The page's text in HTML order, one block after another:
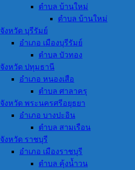
ตำบล บ้านใหม่
ตำบล บ้านใหม่
จังหวัด บุรีรัมย์
อำเภอ เมืองบุรีรัมย์
ตำบล บัวทอง
จังหวัด ปทุมธานี
อำเภอ หนองเสือ
ตำบล ศาลาครุ
จังหวัด พระนครศรีอยุธยา
อำเภอ บางปะอิน
ตำบล สามเรือน
จังหวัด ราชบุรี
อำเภอ เมืองราชบุรี
ตำบล คุ้งน้ำวน